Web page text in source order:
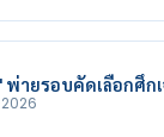
พ่ายรอบคัดเลือกศึก